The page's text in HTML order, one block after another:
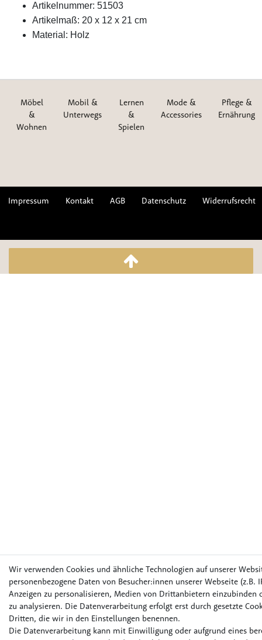
Artikelnummer: 51503
Artikelmaß: 20 x 12 x 21 cm
Material: Holz
Möbel
&
Wohnen
Mobil &
Unterwegs
Lernen
&
Spielen
Mode &
Accessories
Pflege &
Ernährung
Impressum Kontakt AGB Datenschutz Widerrufsrecht
Wir verwenden Cookies und ähnliche Technologien auf unserer
personenbezogene Daten von Besucher:innen unserer Webseite (z.B.
Anzeigen zu personalisieren, Medien von Drittanbietern einzubinden
zu analysieren. Die Datenverarbeitung erfolgt erst durch gesetzte
Dritten, die wir in den Einstellungen benennen.
Die Datenverarbeitung kann mit Einwilligung oder aufgrund eines